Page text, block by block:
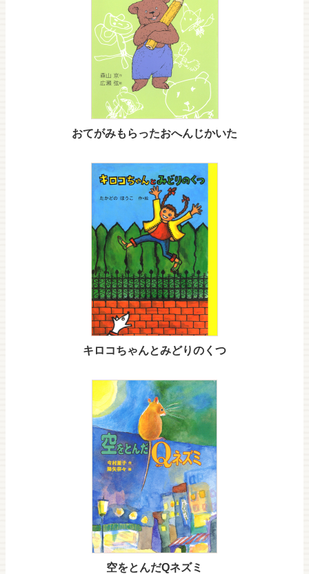
おてがみもらったおへんじかいた
キロコちゃんとみどりのくつ
空をとんだQネズミ